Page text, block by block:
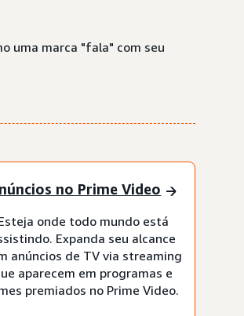
uma marca "fala" com seu
no Prime Video
onde todo mundo está
Expanda seu alcance
anúncios de TV via streaming
aparecem em programas e
premiados no Prime Video.